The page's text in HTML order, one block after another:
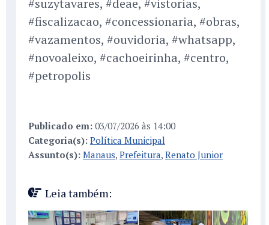
#suzytavares, #deae, #vistorias,
#fiscalizacao, #concessionaria, #obras,
#vazamentos, #ouvidoria, #whatsapp,
#novoaleixo, #cachoeirinha, #centro,
#petropolis
Publicado em: 03/07/2026 às 14:00
Categoria(s): Política Municipal
Assunto(s): Manaus, Prefeitura, Renato Junior
Leia também: